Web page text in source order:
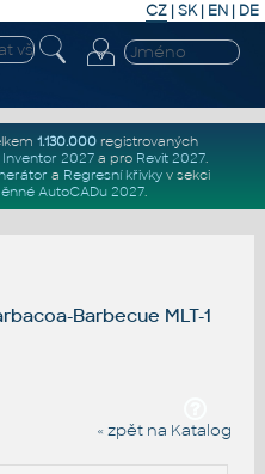
CZ | SK| EN | DE
1.130.000registrovaných
Inventor 2027a pro Revit 2027.
a Regresní křivkyv sekci
AutoCADu 2027.
Barbecue MLT-1
« zpět na Katalog